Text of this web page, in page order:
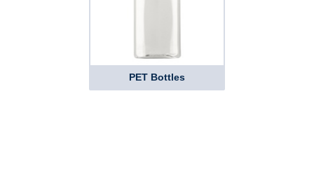
PET Bottles